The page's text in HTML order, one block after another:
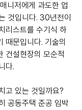
니저에게 과도한 업
것입니다. 30년전이
리스트를 수기식 하
때문입니다. 기술의
건설현장의 모순적
다.
고 있는 것일까요?
공동주택 준공 임박